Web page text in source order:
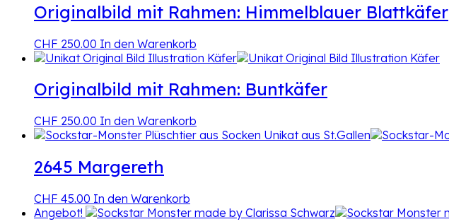
Originalbild mit Rahmen: Himmelblauer Blattkäfer
CHF 250.00 In den Warenkorb
Originalbild mit Rahmen: Buntkäfer
CHF 250.00 In den Warenkorb
2645 Margereth
CHF 45.00 In den Warenkorb
Angebot!